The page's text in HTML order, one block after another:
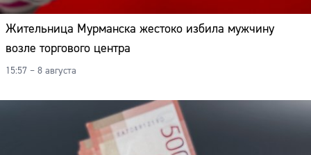
Жительница Мурманска жестоко избила мужчину
возле торгового центра
15:57 – 8 августа